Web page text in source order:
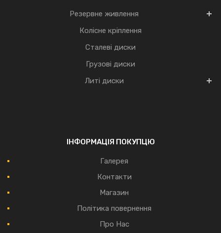
Резервне живлення
Колісне кріплення
Сталеві диски
Грузові диски
Литі диски
ІНФОРМАЦІЯ ПОКУПЦЮ
Галерея
Контакти
Магазин
Політика повернення
Про Нас